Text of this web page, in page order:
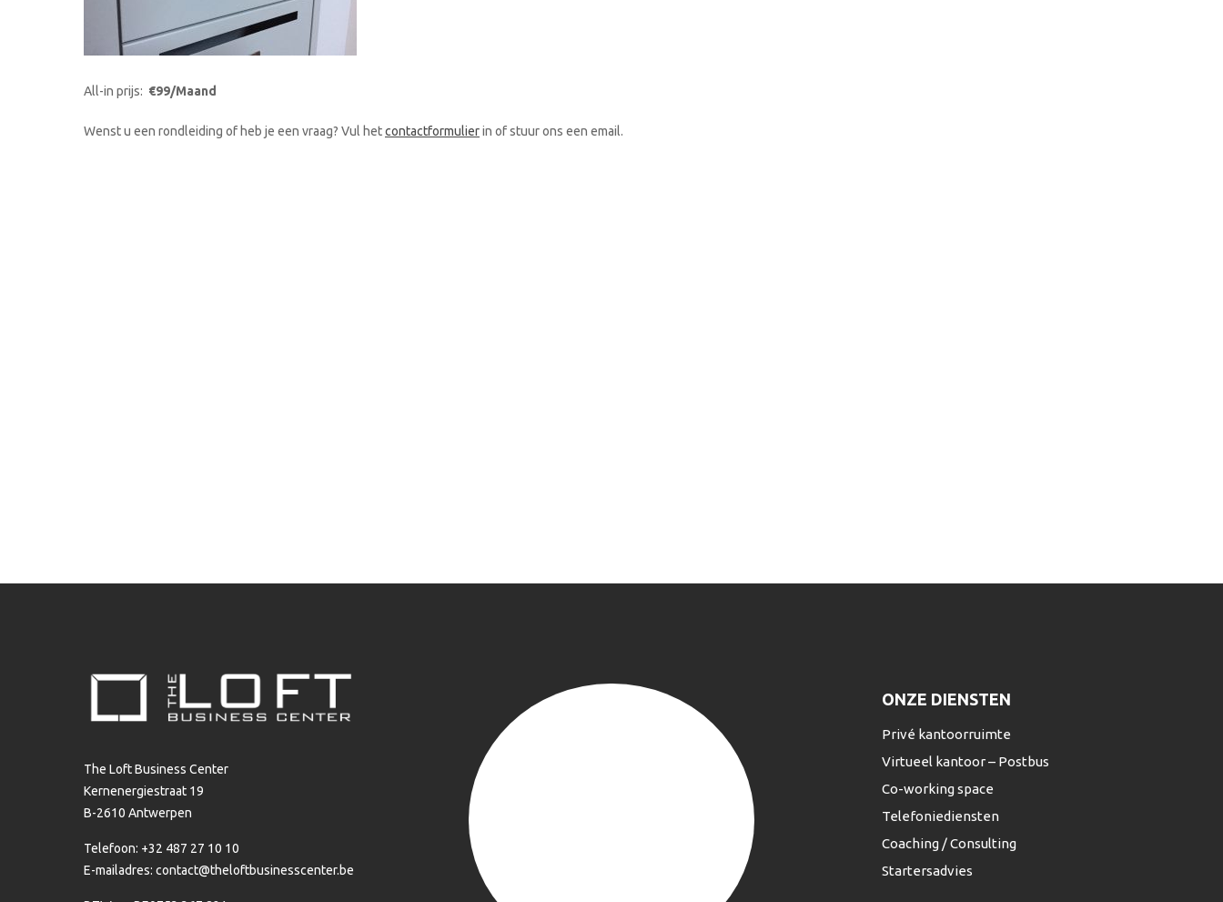
All-in prijs: €99/Maand
Wenst u een rondleiding of heb je een vraag? Vul hetcontactformulierin of stuur ons een email.
The Loft Business Center
Kernenergiestraat 19
B-2610 Antwerpen
Telefoon: +32 487 27 10 10
E-mailadres: contact@theloftbusinesscenter.be
ONZE DIENSTEN
Privé kantoorruimte
Virtueel kantoor – Postbus
Co-working space
Telefoniediensten
Coaching / Consulting
Startersadvies